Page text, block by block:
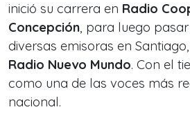
inició su carrera en Radio
Concepción, para luego
diversas emisoras en
Radio Nuevo Mundo. Con el
como una de las voces más
nacional.